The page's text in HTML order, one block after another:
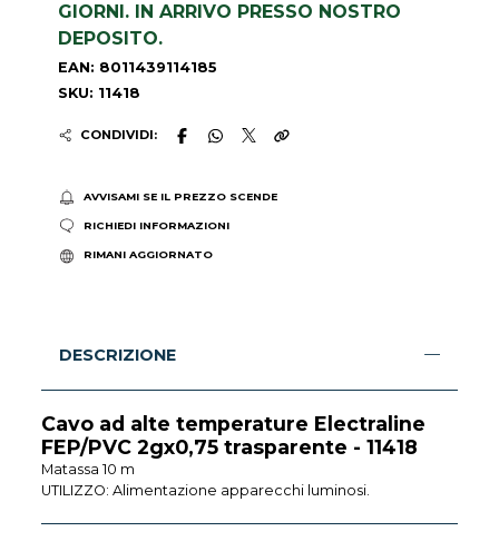
GIORNI. IN ARRIVO PRESSO NOSTRO
DEPOSITO.
EAN: 8011439114185
SKU: 11418
CONDIVIDI:
AVVISAMI SE IL PREZZO SCENDE
RICHIEDI INFORMAZIONI
RIMANI AGGIORNATO
DESCRIZIONE
Cavo ad alte temperature Electraline
FEP/PVC 2gx0,75 trasparente - 11418
Matassa 10 m
UTILIZZO: Alimentazione apparecchi luminosi.